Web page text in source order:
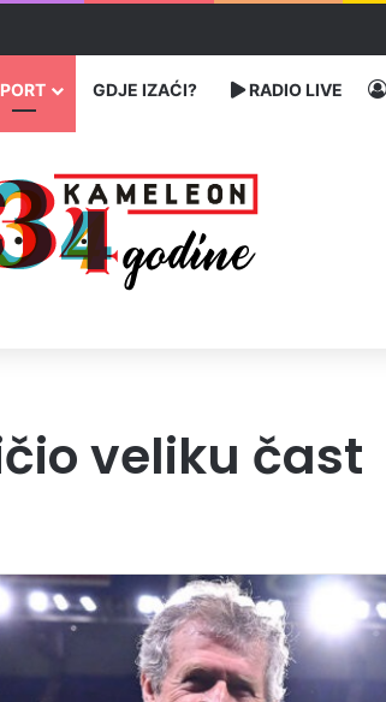
Memorijalni centar Srebrenica
GDJE IZAĆI? RADIO LIVE
veliku čast